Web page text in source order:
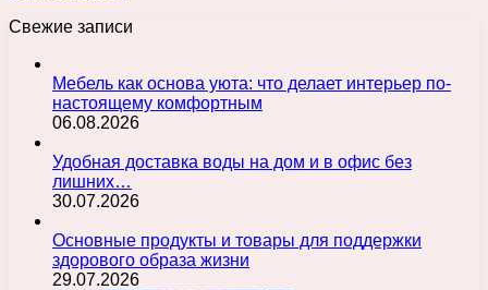
Свежие записи
Мебель как основа уюта: что делает интерьер по-
настоящему комфортным
06.08.2026
Удобная доставка воды на дом и в офис без
лишних…
30.07.2026
Основные продукты и товары для поддержки
здорового образа жизни
29.07.2026